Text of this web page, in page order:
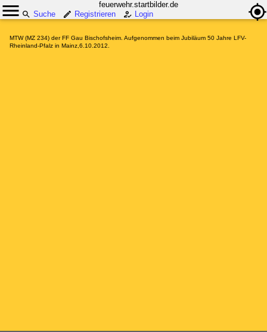
feuerwehr.startbilder.de
Suche
Registrieren Login
MTW (MZ 234) der FF Gau Bischofsheim. Aufgenommen beim Jubiläum 50 Jahre LFV-
Rheinland-Pfalz in Mainz,6.10.2012.